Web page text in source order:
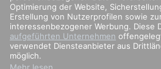
info@ts-garagentorprofi.de
02274 – 9034808
ImpressumDatenschutzerklärung
Allgemeine Geschäftsbedingungen